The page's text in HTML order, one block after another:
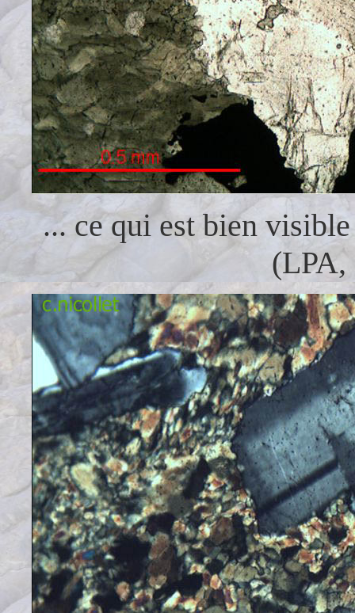
... ce qui est bien
(LPA,